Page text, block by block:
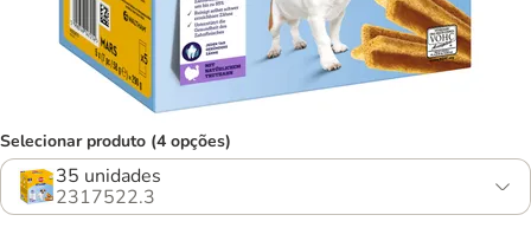
Selecionar produto (4 opções)
35 unidades
2317522.3